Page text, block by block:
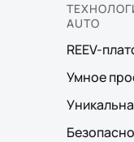
AUTO
REEV-
Умное